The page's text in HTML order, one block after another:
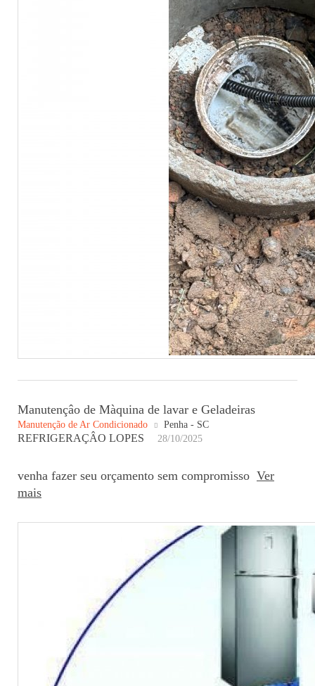
Manutençâo de Màquina de lavar e Geladeiras
Manutenção de Ar Condicionado Penha - SC
REFRIGERAÇÂO LOPES 28/10/2025
venha fazer seu orçamento sem compromisso Ver
mais